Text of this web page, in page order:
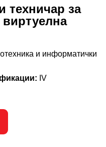
техничар за
и информатички
IV